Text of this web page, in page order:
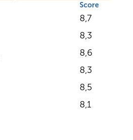
Score
8,7
8,3
8,6
8,3
8,5
8,1